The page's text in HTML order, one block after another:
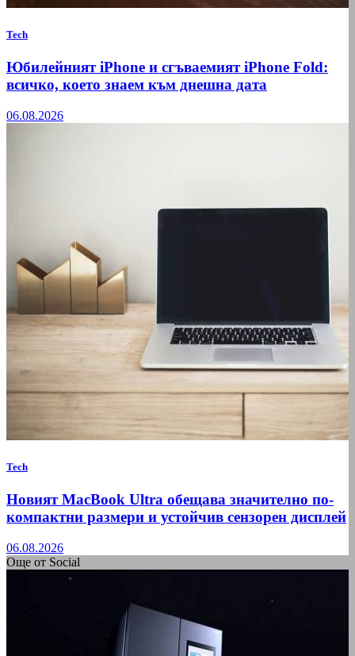
Tech
Юбилейният iPhone и сгъваемият iPhone Fold:
всичко, което знаем към днешна дата
06.08.2026
Tech
Новият MacBook Ultra обещава значително по-
компактни размери и устойчив сензорен дисплей
06.08.2026
Още от Social